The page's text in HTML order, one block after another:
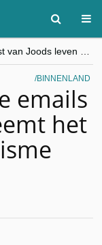
“Besnijdenisdebat toont hoe moeilijk seculiere Westen minderheden begrijpt”, Jinnih Beels (Vooruit)
CITYTRIP | ROEMENIË – Boekarest: de verrassing van Oost-Europa
goKosher lanceert nieuwe website en samenwerking met Mishpacha voor kosher travel en simchas wereldwijd
BINNENLAND
emails
het